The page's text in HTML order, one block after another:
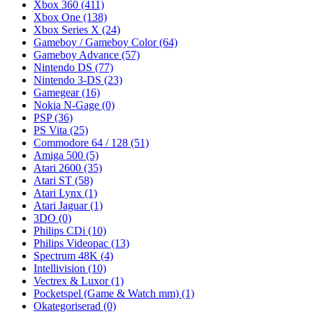
Xbox 360 (411)
Xbox One (138)
Xbox Series X (24)
Gameboy / Gameboy Color(64)
Gameboy Advance (57)
Nintendo DS (77)
Nintendo 3-DS (23)
Gamegear(16)
Nokia N-Gage (0)
PSP(36)
PS Vita (25)
Commodore 64 / 128 (51)
Amiga 500 (5)
Atari 2600 (35)
Atari ST (58)
Atari Lynx (1)
Atari Jaguar(1)
3DO (0)
Philips CDi (10)
Philips Videopac (13)
Spectrum 48K (4)
Intellivision (10)
Vectrex & Luxor(1)
Pocketspel (Game & Watch mm) (1)
Okategoriserad (0)